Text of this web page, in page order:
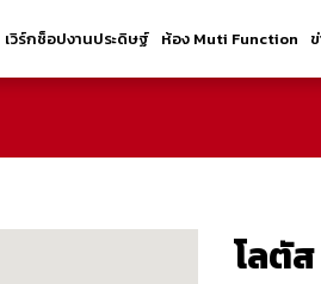
เวิร์กช็อปงานประดิษฐ์ ห้อง Muti Function
โลตั